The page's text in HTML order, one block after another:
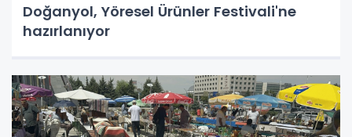
Doğanyol, Yöresel Ürünler Festivali'ne
hazırlanıyor